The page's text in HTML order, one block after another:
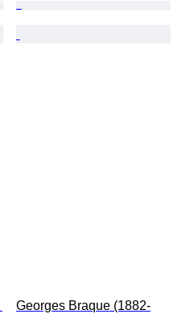
Georges Braque (1882-